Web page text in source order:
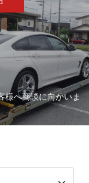
様へ商談に向かいま